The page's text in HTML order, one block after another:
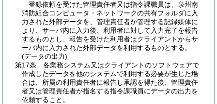
登録依頼を受けた管理責任者又は指令課職員は、泉州南
消防組合コンピュータ・ネットワークの共有フォルダに入
力された外部データを、管理責任者が管理する記録媒体に
より、サーバ内に入力後、利用者に対して入力完了を報告
するものとし、報告を受けた利用者はクライアントからサ
ーバ内に入力された外部データを利用するものとする。
(データの出力)
第17条
各業務システム又はクライアントのソフトウェアで
作成したデータを他のシステムで利用する必要が生じた場
合は、所属の利用責任者に報告し承認を得た後、管理責任
者又は管理責任者が指名する指令課職員にデータの出力を
依頼すること。